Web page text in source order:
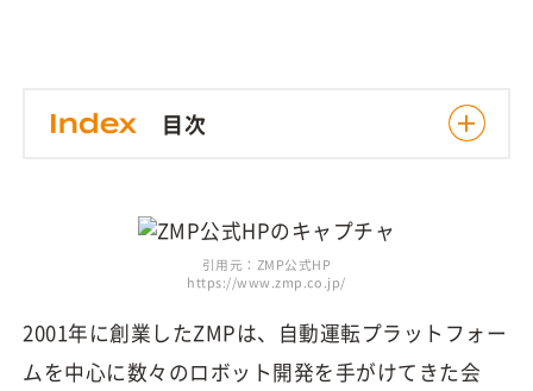
目次
引用元：ZMP公式HP
https://www.zmp.co.jp/
2001年に創業したZMPは、自動運転プラットフォー
ムを中心に数々のロボット開発を手がけてきた会